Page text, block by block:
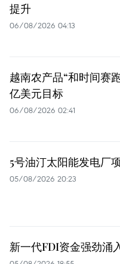
提升
06/08/2026 04:13
越南农产品“和时间赛
亿美元目标
06/08/2026 02:41
5号油汀太阳能发电厂
05/08/2026 20:23
新一代FDI资金强劲涌